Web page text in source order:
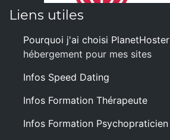
Liens utiles
Pourquoi j'ai choisi PlanetHoster
hébergement pour mes sites
Infos Speed Dating
Infos Formation Thérapeute
Infos Formation Psychopraticien